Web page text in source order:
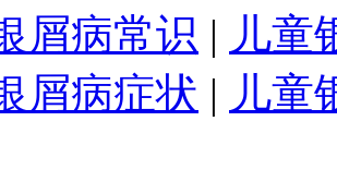
屑病常识 | 儿童
屑病症状 | 儿童